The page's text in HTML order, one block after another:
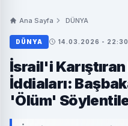
Ana Sayfa DÜNYA
DÜNYA 14.03.2026 - 22:30
İsrail'i
İddiaları:
'Ölüm'